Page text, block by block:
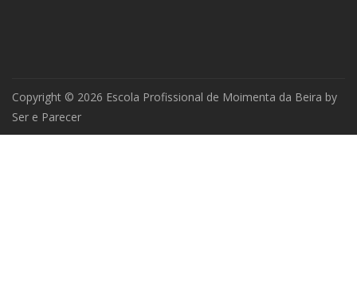
Copyright © 2026 Escola Profissional de Moimenta da Beira by
Ser e Parecer